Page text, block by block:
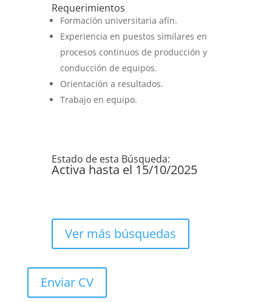
Requerimientos
Formación universitaria afín.
Experiencia en puestos similares en
procesos continuos de producción y
conducción de equipos.
Orientación a resultados.
Trabajo en equipo.
Estado de esta Búsqueda:
Activa hasta el 15/10/2025
Ver más búsquedas
Enviar CV